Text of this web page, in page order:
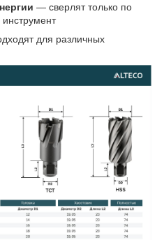
— сверлят только по
инструмент
для различных